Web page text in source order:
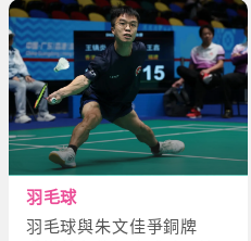
羽毛球
羽毛球與朱文佳爭銅牌